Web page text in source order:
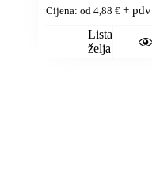
Cijena: od 4,88 € + pdv
Lista
želja